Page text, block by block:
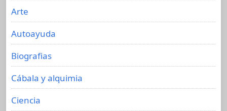
Arte
Autoayuda
Biografias
Cábala y alquimia
Ciencia